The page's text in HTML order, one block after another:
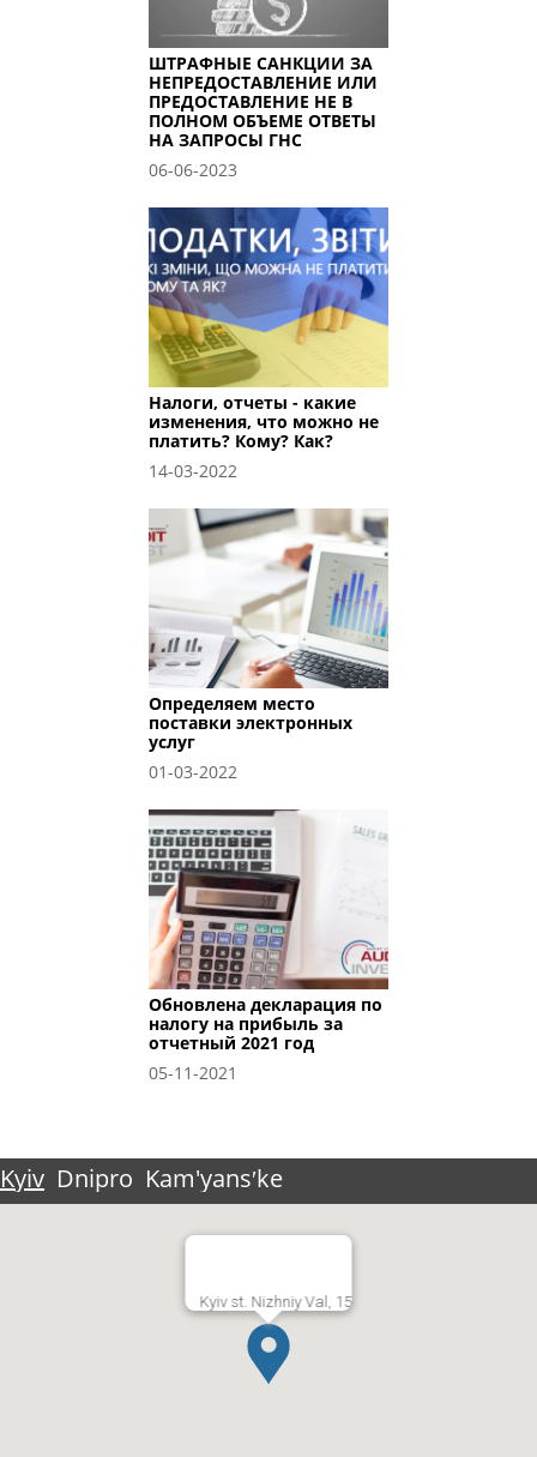
ШТРАФНЫЕ САНКЦИИ ЗА
НЕПРЕДОСТАВЛЕНИЕ ИЛИ
ПРЕДОСТАВЛЕНИЕ НЕ В
ПОЛНОМ ОБЪЕМЕ ОТВЕТЫ
НА ЗАПРОСЫ ГНС
06-06-2023
Налоги, отчеты - какие
изменения, что можно не
платить? Кому? Как?
14-03-2022
Определяем место
поставки электронных
услуг
01-03-2022
Обновлена декларация по
налогу на прибыль за
отчетный 2021 год
05-11-2021
Kyiv Dnipro Kam'yansʹke
Kyiv st. Nizhniy Val, 15